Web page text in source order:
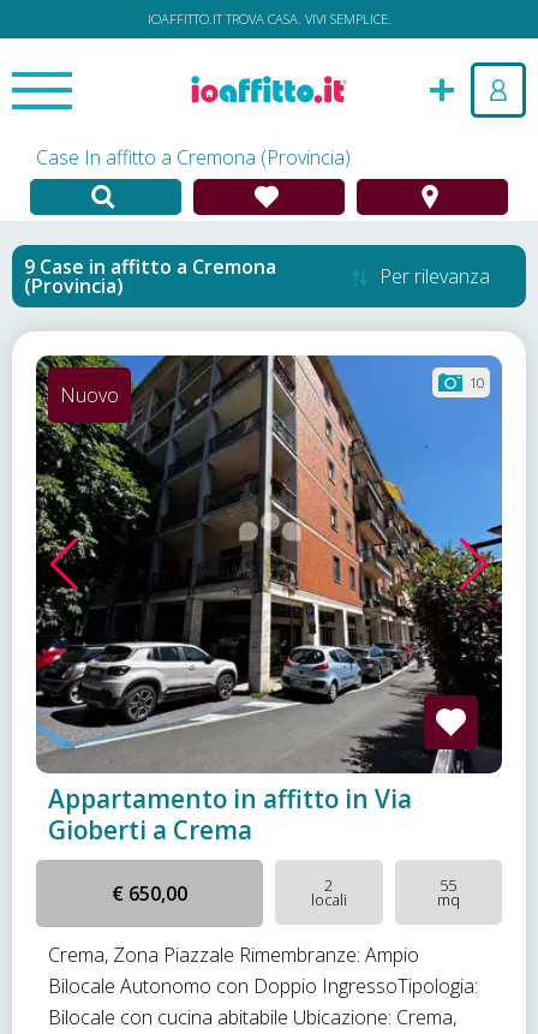
IOAFFITTO.IT TROVA CASA. VIVI SEMPLICE.
Case In affitto a Cremona (Provincia)
Case in affitto a Cremona
(Provincia) Per rilevanza
10
Nuovo
Appartamento in affitto in Via
Gioberti a Crema
€ 650,00 2
locali
55
mq
Crema, Zona Piazzale Rimembranze: Ampio
Bilocale Autonomo con Doppio IngressoTipologia:
Bilocale con cucina abitabile Ubicazione: Crema,